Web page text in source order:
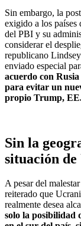
Sin embargo, la
exigido a los países
del PBI y su
considerar el
republicano
enviado especial
acuerdo con
para evitar un
propio Trump,
Sin la
situación
A pesar del
reiterado que
realmente desea
solo la posibilidad